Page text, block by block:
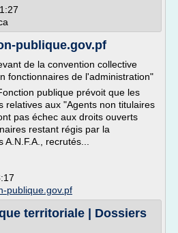
publique.gov.pf
de la convention collective
fonctionnaires de l'administration"
publique prévoit que les
relatives aux "Agents non titulaires
pas échec aux droits ouverts
restant régis par la
recrutés...
publique.gov.pf
territoriale | Dossiers